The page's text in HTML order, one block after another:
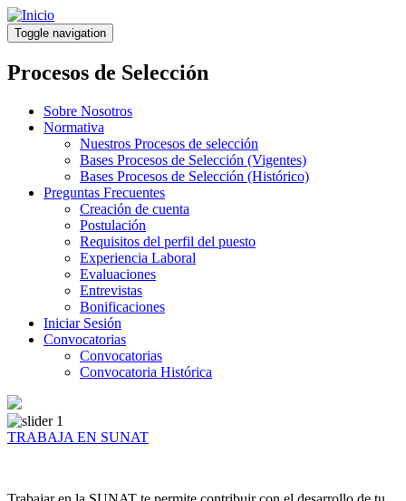
Pasar
al
contenido
principal
Toggle navigation
Procesos de Selección
Sobre Nosotros
Normativa
Nuestros Procesos de selección
Bases Procesos de Selección (Vigentes)
Bases Procesos de Selección (Histórico)
Preguntas Frecuentes
Creación de cuenta
Postulación
Requisitos del perfil del puesto
Experiencia Laboral
Evaluaciones
Entrevistas
Bonificaciones
Iniciar Sesión
Convocatorias
Convocatorias
Convocatoria Histórica
TRABAJA EN SUNAT